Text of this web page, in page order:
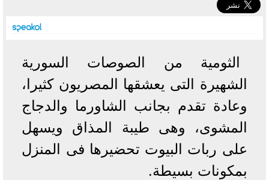
الثومية من الصوصات السورية
الشهيرة التى يعشقها المصريون كثيرا،
وعادة تقدم بجانب الشاورما والدجاج
المشوى، وهى طيبة المذاق ويسهل
على ربات البيوت تحضيرها فى المنزل
بمكونات بسيطة.